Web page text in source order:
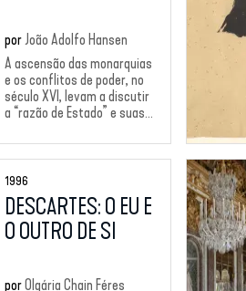
por João Adolfo Hansen
A ascensão das monarquias
e os conflitos de poder, no
século XVI, levam a discutir
a “razão de Estado” e suas...
1996
DESCARTES: O EU E
O OUTRO DE SI
porOlgária Chain Féres